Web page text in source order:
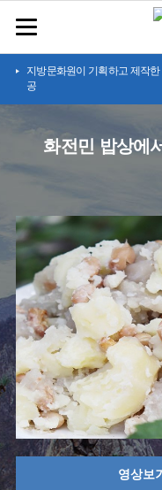
지방문화원이 기획하고 제작
공
화전민 밥상에
영상보기